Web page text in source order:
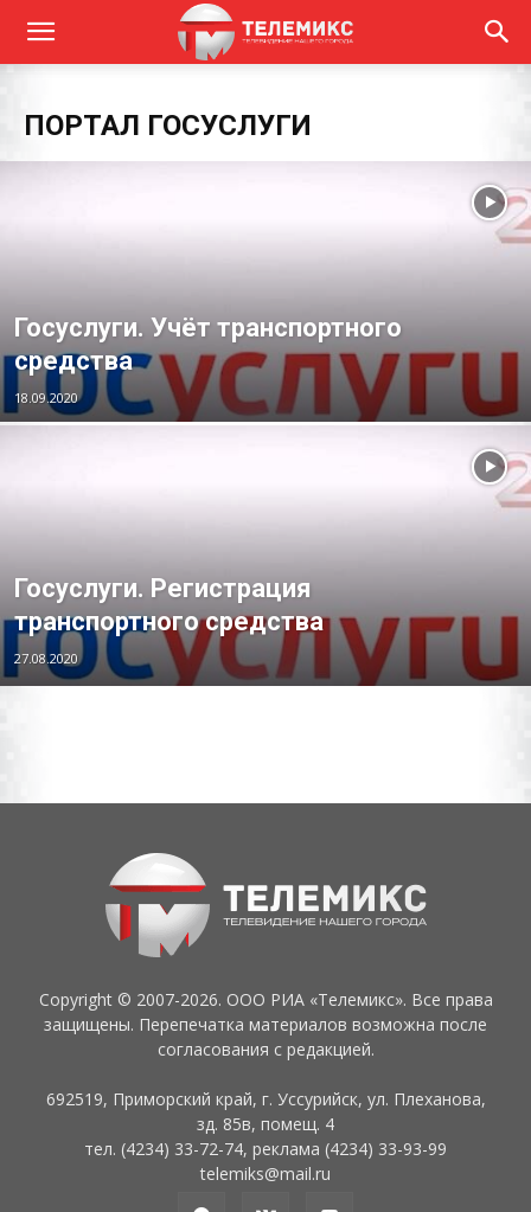
ПОРТАЛ ГОСУСЛУГИ
Госуслуги. Учёт транспортного
средства
18.09.2020
Госуслуги. Регистрация
транспортного средства
27.08.2020
Copyright © 2007-2026. ООО РИА «Телемикс». Все права
защищены. Перепечатка материалов возможна после
согласования с редакцией.
692519, Приморский край, г. Уссурийск, ул. Плеханова,
зд. 85в, помещ. 4
тел. (4234) 33-72-74, реклама (4234) 33-93-99
telemiks@mail.ru